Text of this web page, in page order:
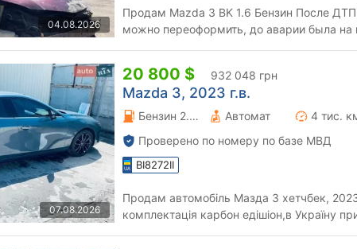
04.08.2026
Продам Mazda 3 BK 1.6 Бензин После
можно переоформить, до аварии была на
07.08.2026
20 800 $ 932 048 грн
Mazda 3, 2023 г.в.
Бензин 2.49 л. Автомат 4 тис.
Проверено по номеру по базе МВД
BI8272II
Продам автомобіль Мазда 3 хетчбек,
комплектація карбон едішіон,в Україну